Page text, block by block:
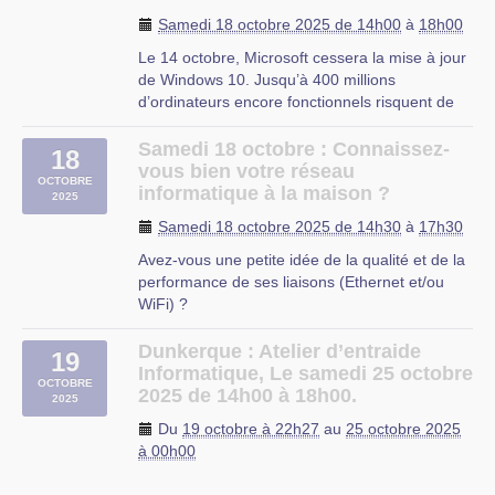
Public Numérique), 311 rue Salvador Allende à
Beauvais
Samedi 18 octobre 2025 de 14h00 à 18h00
Le 14 octobre, Microsoft cessera la mise à jour
de Windows 10. Jusqu’à 400 millions
d’ordinateurs encore fonctionnels risquent de
obsolescence logicielle.
La Maison Régionale de l’Environnement et des
Solidarités (MRES) saisit l’occasion de
18
OCTOBRE
2025
Samedi 18 octobre : Connaissez-
vous bien votre réseau
informatique à la maison ?
Samedi 18 octobre 2025 de 14h30 à 17h30
Avez-vous une petite idée de la qualité et de la
performance de ses liaisons (Ethernet et/ou
WiFi) ?
de disposer d’un diagnostic minimal de votre
réseau, venez participer au prochain atelier du
samedi 18 octobre !
19
OCTOBRE
2025
Dunkerque : Atelier d’entraide
Informatique, Le samedi 25 octobre
2025 de 14h00 à 18h00.
Du 19 octobre à 22h27 au 25 octobre 2025
à 00h00